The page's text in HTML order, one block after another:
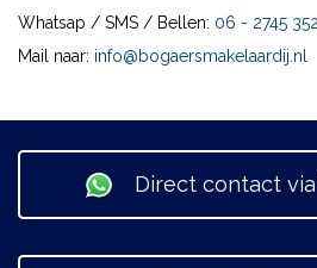
Whatsap / SMS / Bellen: 06 - 2745
Mail naar: info@bogaersmakelaardij.nl
Direct contact